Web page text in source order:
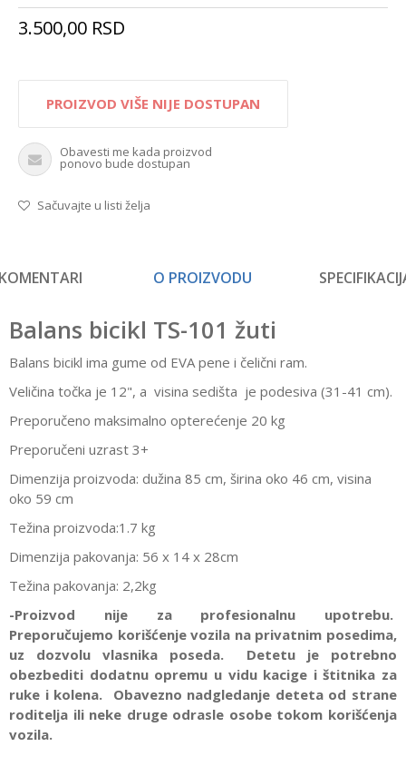
3.500,00 RSD
PROIZVOD VIŠE NIJE DOSTUPAN
Obavesti me kada proizvod
ponovo bude dostupan
Sačuvajte u listi želja
O PROIZVODU
Balans bicikl TS-101 žuti
Balans bicikl ima gume od EVA pene i čelični ram.
Veličina točka je 12", a visina sedišta je podesiva (31-41 cm).
Preporučeno maksimalno opterećenje 20 kg
Preporučeni uzrast 3+
Dimenzija proizvoda: dužina 85 cm, širina oko 46 cm, visina
oko 59 cm
Težina proizvoda:1.7 kg
Dimenzija pakovanja: 56 x 14 x 28cm
Težina pakovanja: 2,2kg
-Proizvod nije za profesionalnu upotrebu.
Preporučujemo korišćenje vozila na privatnim posedima,
uz dozvolu vlasnika poseda. Detetu je potrebno
obezbediti dodatnu opremu u vidu kacige i štitnika za
ruke i kolena. Obavezno nadgledanje deteta od strane
roditelja ili neke druge odrasle osobe tokom korišćenja
vozila.